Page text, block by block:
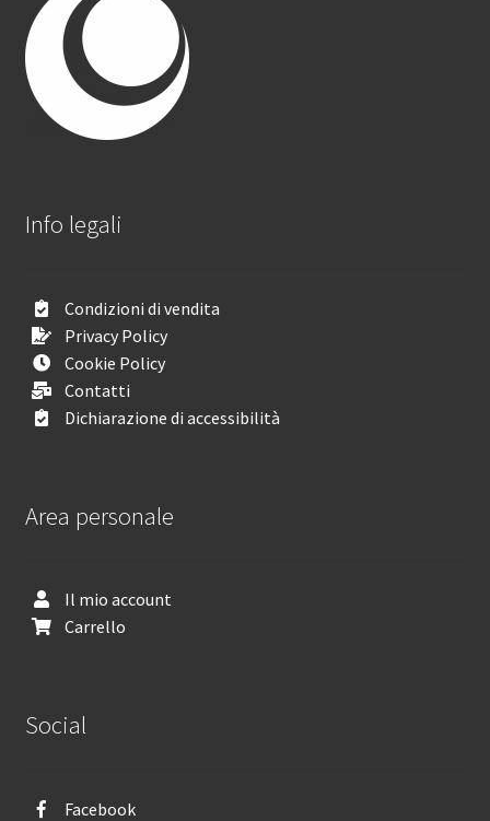
Info legali
Condizioni di vendita
Privacy Policy
Cookie Policy
Contatti
Dichiarazione di accessibilità
Area personale
Il mio account
Carrello
Social
Facebook